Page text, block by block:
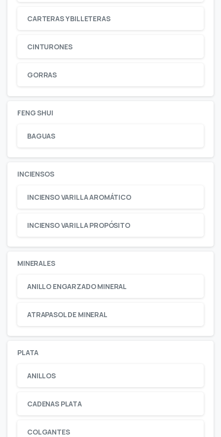
CARTERAS Y BILLETERAS
CINTURONES
GORRAS
FENG SHUI
BAGUAS
INCIENSOS
INCIENSO VARILLA AROMÁTICO
INCIENSO VARILLA PROPÓSITO
MINERALES
ANILLO ENGARZADO MINERAL
ATRAPASOL DE MINERAL
PLATA
ANILLOS
CADENAS PLATA
COLGANTES